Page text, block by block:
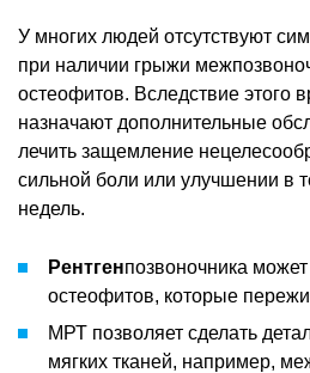
У многих людей отсутствуют
при наличии грыжи
остеофитов. Вследствие этого
назначают дополнительные
лечить защемление
сильной боли или улучшении в
недель.
Рентгенпозвоночника
остеофитов, которые
МРТ позволяет сделать
мягких тканей, например,